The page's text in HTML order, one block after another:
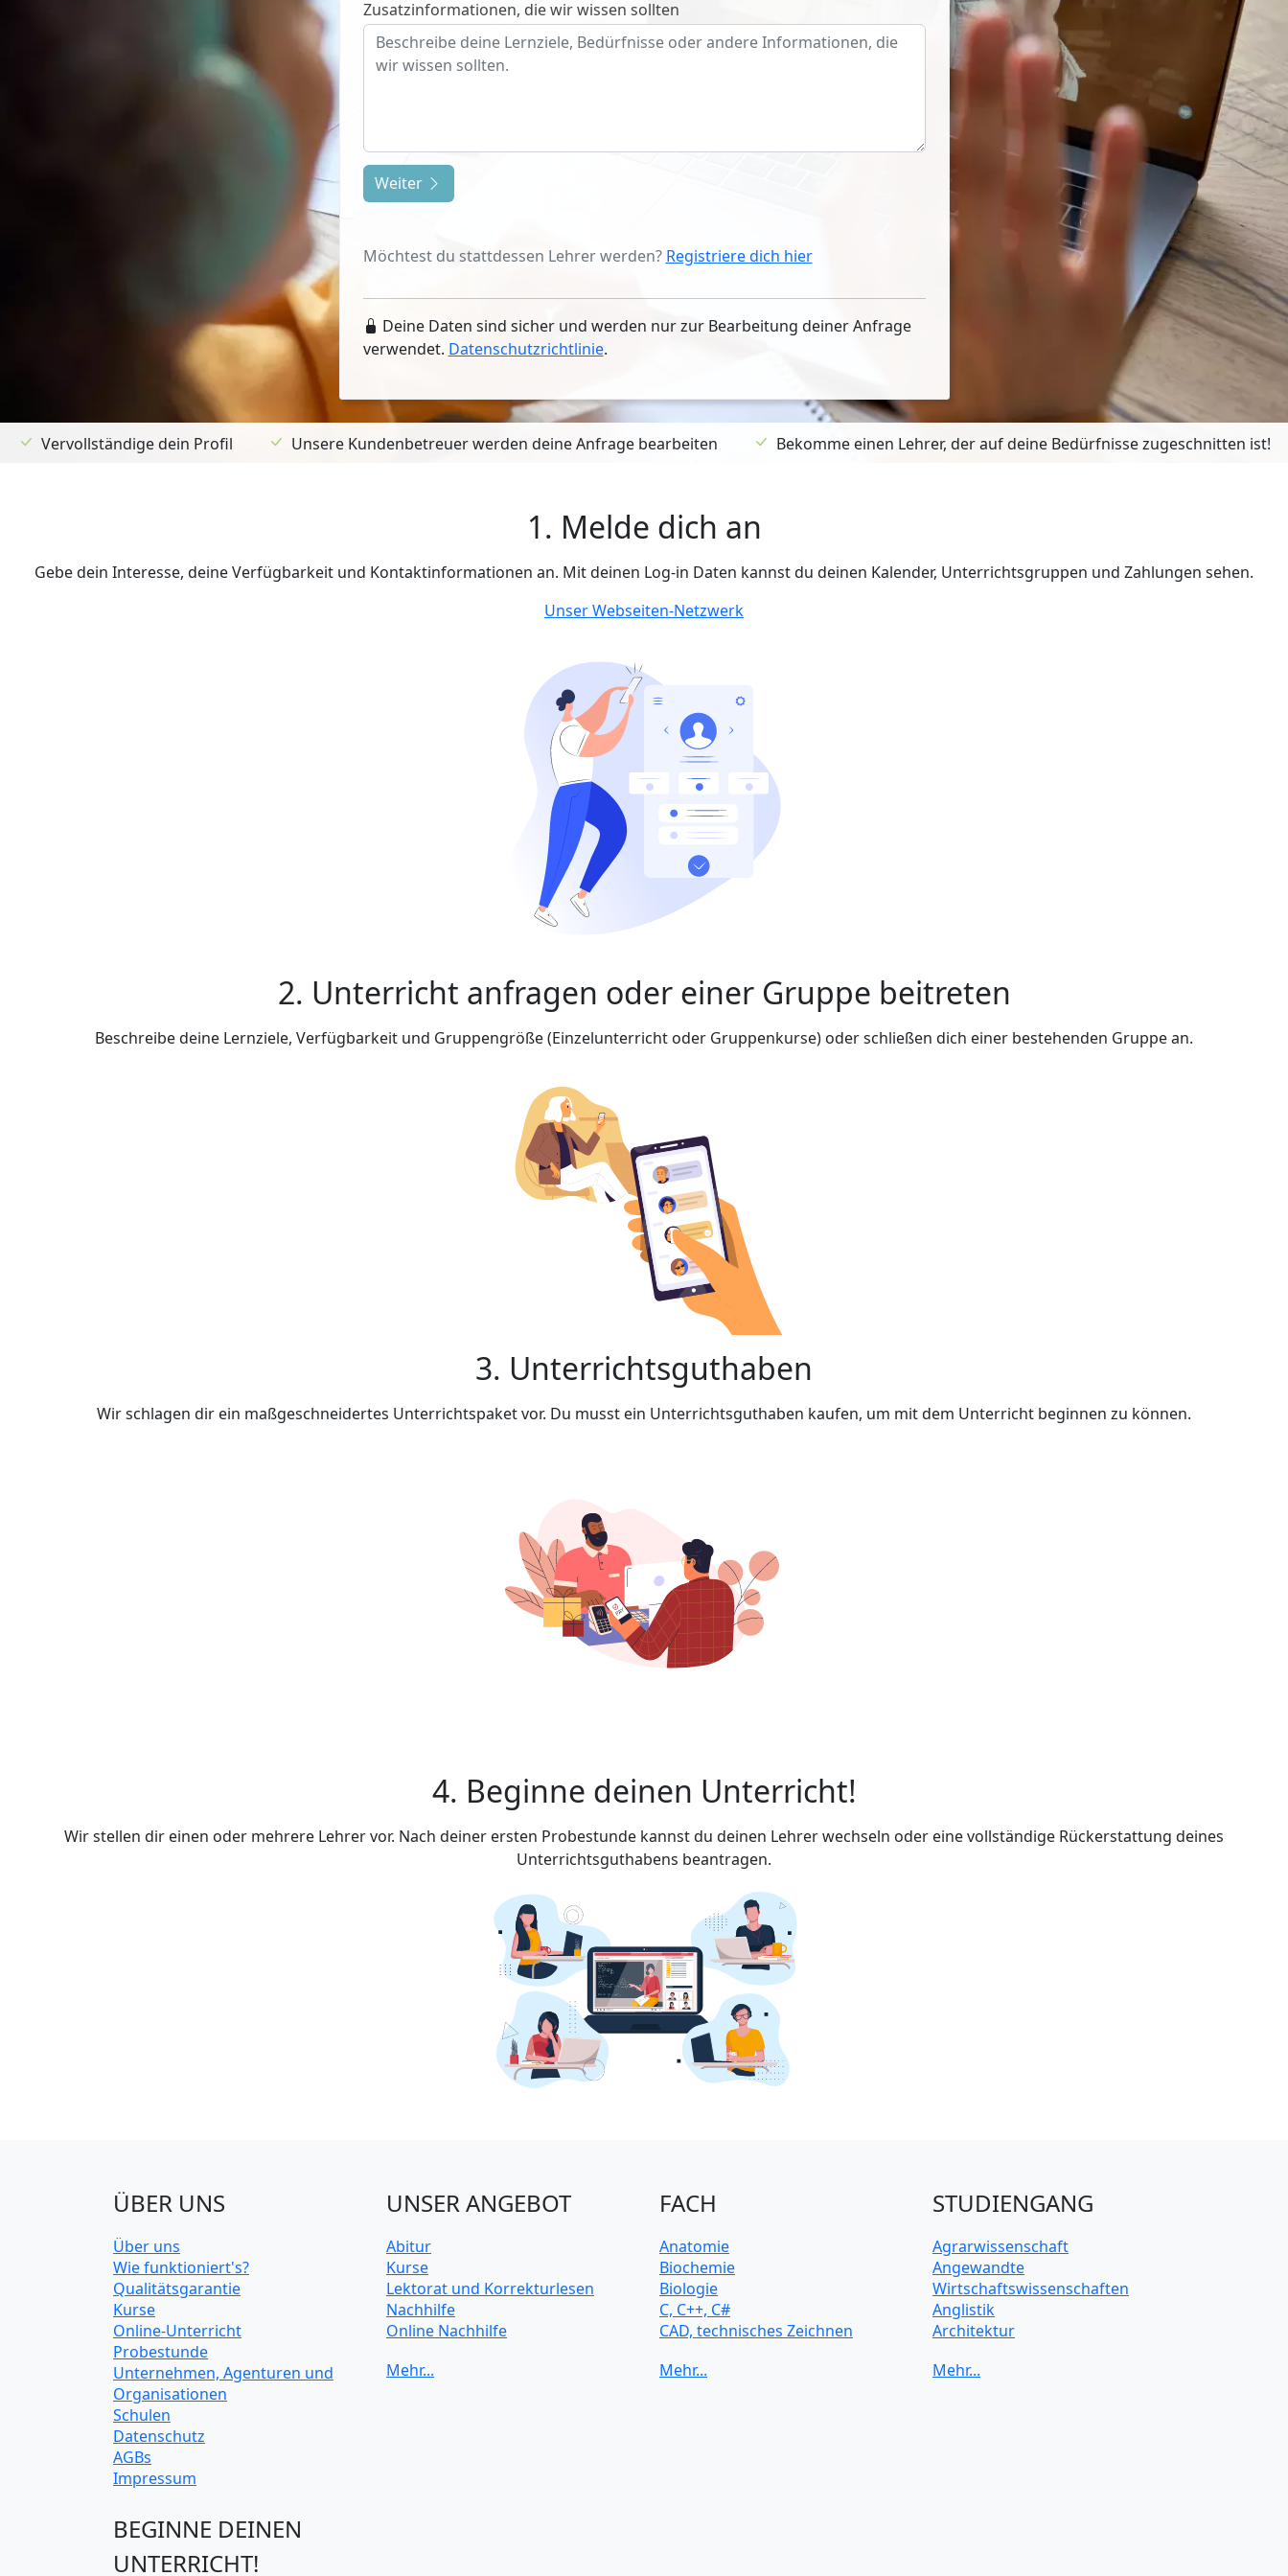
Zusatzinformationen, die wir wissen sollten
Weiter
Möchtest du stattdessen Lehrer werden? Registriere dich hier
Deine Daten sind sicher und werden nur zur Bearbeitung deiner Anfrage
verwendet. Datenschutzrichtlinie.
Vervollständige dein Profil Unsere Kundenbetreuer werden deine Anfrage bearbeiten Bekomme einen Lehrer, der auf deine Bedürfnisse zugeschnitten ist!
1. Melde dich an
Gebe dein Interesse, deine Verfügbarkeit und Kontaktinformationen an. Mit deinen Log-in Daten kannst du deinen Kalender, Unterrichtsgruppen und Zahlungen sehen.
Unser Webseiten-Netzwerk
2. Unterricht anfragen oder einer Gruppe beitreten
Beschreibe deine Lernziele, Verfügbarkeit und Gruppengröße (Einzelunterricht oder Gruppenkurse) oder schließen dich einer bestehenden Gruppe an.
3. Unterrichtsguthaben
Wir schlagen dir ein maßgeschneidertes Unterrichtspaket vor. Du musst ein Unterrichtsguthaben kaufen, um mit dem Unterricht beginnen zu können.
4. Beginne deinen Unterricht!
Wir stellen dir einen oder mehrere Lehrer vor. Nach deiner ersten Probestunde kannst du deinen Lehrer wechseln oder eine vollständige Rückerstattung deines
Unterrichtsguthabens beantragen.
ÜBER UNS
Über uns
Wie funktioniert's?
Qualitätsgarantie
Kurse
Online-Unterricht
Probestunde
Unternehmen, Agenturen und
Organisationen
Schulen
Datenschutz
AGBs
Impressum
BEGINNE DEINEN
UNTERRICHT!
UNSER ANGEBOT
Abitur
Kurse
Lektorat und Korrekturlesen
Nachhilfe
Online Nachhilfe
FACH
Anatomie
Biochemie
Biologie
C, C++, C#
CAD, technisches Zeichnen
Computerarchitektur
STUDIENGANG
Agrarwissenschaft
Angewandte
Wirtschaftswissenschaften
Anglistik
Architektur
Betriebswirtschaft BWL